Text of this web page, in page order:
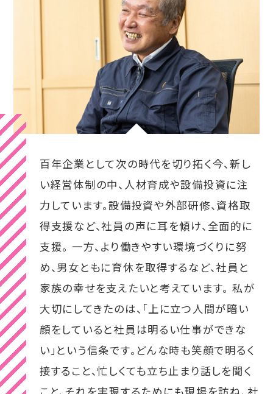
百年企業として次の時代を切り拓く今、新し
い経営体制の中、人材育成や設備投資に注
力しています。設備投資や外部研修、資格取
得支援など、社員の声に耳を傾け、全面的に
支援。 一方、より働きやすい環境づくりに努
め、男女ともに育休を取得するなど、社員と
家族の幸せを支えたいと考えています。 私が
大切にしてきたのは、「上に立つ人間が暗い
顔をしていると社員は明るい仕事ができな
い」という信条です。どんな時も笑顔で明るく
接すること、忙しくても立ち止まり話しを聞く